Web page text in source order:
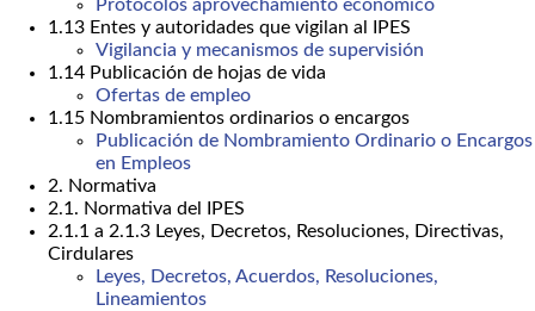
Protocolos aprovechamiento económico
1.13 Entes y autoridades que vigilan al IPES
Vigilancia y mecanismos de supervisión
1.14 Publicación de hojas de vida
Ofertas de empleo
1.15 Nombramientos ordinarios o encargos
Publicación de Nombramiento Ordinario o Encargos
en Empleos
2. Normativa
2.1. Normativa del IPES
2.1.1 a 2.1.3 Leyes, Decretos, Resoluciones, Directivas,
Cirdulares
Leyes, Decretos, Acuerdos, Resoluciones,
Lineamientos